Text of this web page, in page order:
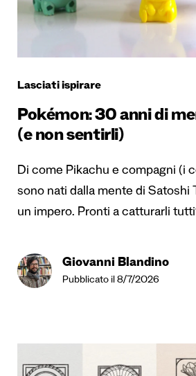
Lasciati ispirare
Pokémon: 30 anni di
(e non sentirli)
Di come Pikachu e compagni (i
sono nati dalla mente di Satoshi
un impero. Pronti a catturarli
Giovanni Blandino
Pubblicato il 8/7/2026